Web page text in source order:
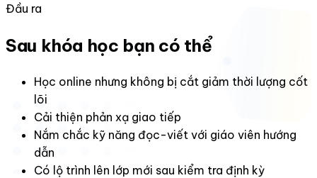
Đầu ra
Sau khóa học bạn có thể
Học online nhưng không bị cắt giảm thời lượng cốt
lõi
Cải thiện phản xạ giao tiếp
Nắm chắc kỹ năng đọc-viết với giáo viên hướng
dẫn
Có lộ trình lên lớp mới sau kiểm tra định kỳ